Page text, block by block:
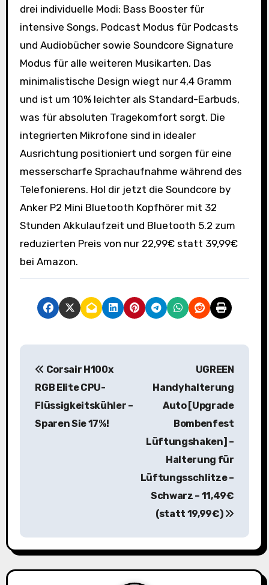
drei individuelle Modi: Bass Booster für
intensive Songs, Podcast Modus für Podcasts
und Audiobücher sowie Soundcore Signature
Modus für alle weiteren Musikarten. Das
minimalistische Design wiegt nur 4,4 Gramm
und ist um 10% leichter als Standard-Earbuds,
was für absoluten Tragekomfort sorgt. Die
integrierten Mikrofone sind in idealer
Ausrichtung positioniert und sorgen für eine
messerscharfe Sprachaufnahme während des
Telefonierens. Hol dir jetzt die Soundcore by
Anker P2 Mini Bluetooth Kopfhörer mit 32
Stunden Akkulaufzeit und Bluetooth 5.2 zum
reduzierten Preis von nur 22,99€ statt 39,99€
bei Amazon.
B
s
n
a
Corsair H100x
RGB Elite CPU-
Flüssigkeitskühler –
Sparen Sie 17%!
UGREEN
Handyhalterung
Auto [Upgrade
Bombenfest
Lüftungshaken] –
Halterung für
Lüftungsschlitze –
Schwarz – 11,49€
(statt 19,99€)